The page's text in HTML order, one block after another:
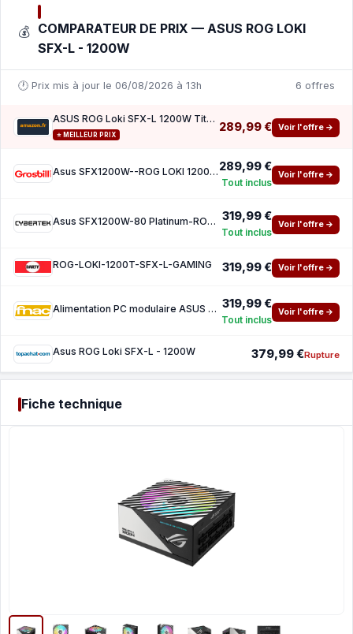
💰 COMPARATEUR DE PRIX — ASUS ROG LOKI
SFX-L - 1200W
🕐 Prix mis à jour le 06/08/2026 à 13h 6 offres
ASUS ROG Loki SFX-L 1200W Titanium PSU (Fully Modular Power Supply, 80 Titanium, 120mm PWM
⭐ MEILLEUR PRIX
289,99 € Voir l'offre →
Asus SFX1200W--ROG LOKI 1200T SFX-L Gaming 289,99 €
Tout inclus
Voir l'offre →
Asus SFX1200W-80 Platinum-ROG LOKI 1200T SFX-L Gaming 319,99 €
Tout inclus
Voir l'offre →
ROG-LOKI-1200T-SFX-L-GAMING 319,99 € Voir l'offre →
Alimentation PC modulaire ASUS ROG Loki SFX-L ARGB 1200W 80 PLUS Titanium Black et White 319,99 €
Tout inclus
Voir l'offre →
Asus ROG Loki SFX-L - 1200W 379,99 €Rupture
Fiche technique